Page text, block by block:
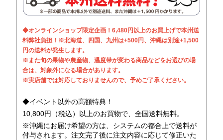
◆オンラインショップ限定企画！6,480円以上のお買上げで本州送
料弊社負担！※北海道、四国、九州は+500円、沖縄は別途+1,500
円の送料が発生します。
※また旬の果物や農産物、温度帯が変わる商品などをお選びの場
合は、対象外になる場合があります。
※実店舗では対応しておりませんので、予めご了承ください。
◆イベント以外の高額特典！
10,800円（税込）以上のお買物で、全国送料無料。
※沖縄にお届け希望の方は、システムの都合上で送料が
付与されます。注文完了後に注文内容に応じて修正いた